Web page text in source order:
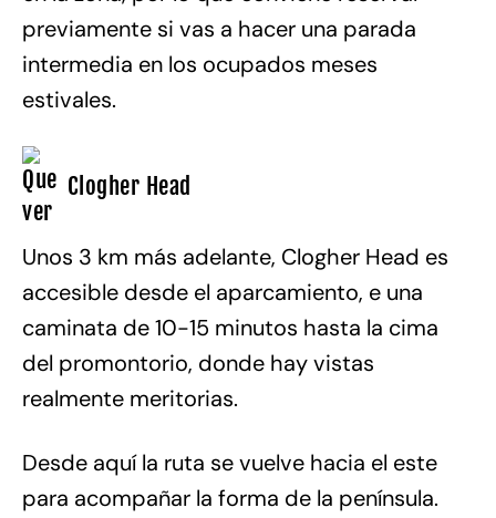
previamente si vas a hacer una parada
intermedia en los ocupados meses
estivales.
Clogher Head
Unos 3 km más adelante, Clogher Head es
accesible desde el aparcamiento, e una
caminata de 10-15 minutos hasta la cima
del promontorio, donde hay vistas
realmente meritorias.
Desde aquí la ruta se vuelve hacia el este
para acompañar la forma de la península.